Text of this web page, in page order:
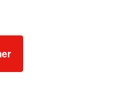
expulsée